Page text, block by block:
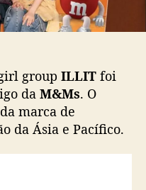
ã
o
a
p
a
e
r
i
a
group ILLIT foi
da M&Ms. O
marca de
da Ásia e Pacífico.